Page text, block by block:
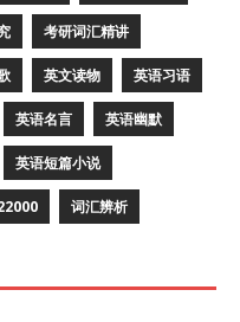
考研词汇精讲
英文读物 英语习语
英语名言 英语幽默
英语短篇小说
词汇辨析